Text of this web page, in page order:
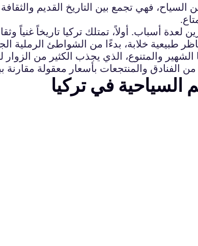
السياح، فهي تجمع بين التاريخ القديم
لعدة أسباب. أولاً، تمتلك تركيا تاريخاً غنياً
طبيعية خلابة، بدءًا من الشواطئ الرملية
والمتنوع، الذي يجذب الكثير من الزوار
الفنادق والمنتجعات بأسعار معقولة
السياحية في تركيا